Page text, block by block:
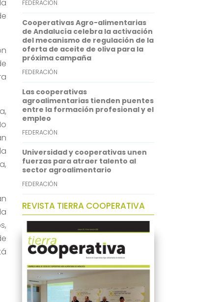
p
p
d
I
n
FEDERACIÓN
Cooperativas Agro-alimentarias
de Andalucía celebra la activación
del mecanismo de regulación de la
oferta de aceite de oliva para la
próxima campaña
FEDERACIÓN
Las cooperativas
agroalimentarias tienden puentes
entre la formación profesional y el
empleo
FEDERACIÓN
Universidad y cooperativas unen
fuerzas para atraer talento al
sector agroalimentario
FEDERACIÓN
REVISTA TIERRA COOPERATIVA